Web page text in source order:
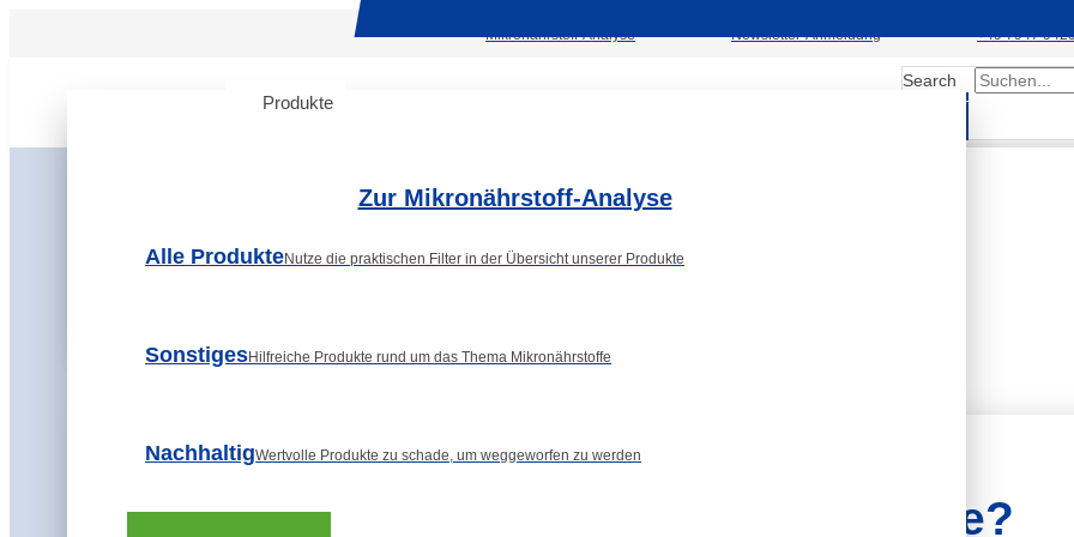
Mikronährstoff-Analyse Newsletter-Anmeldung +49 7947
Produkte
Search
Submit
Was sind Mikro- und Makronährstoffe?
Zur Mikronährstoff-Analyse
Alle ProdukteNutze die praktischen Filter in der Übersicht unserer Produkte
SonstigesHilfreiche Produkte rund um das Thema Mikronährstoffe
NachhaltigWertvolle Produkte zu schade, um weggeworfen zu werden